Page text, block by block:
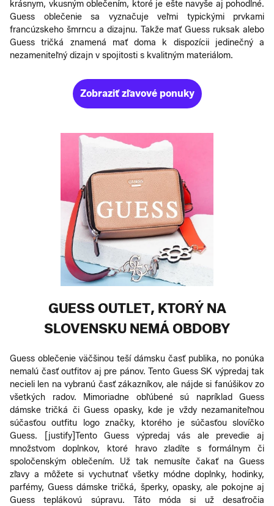
krásnym, vkusným oblečením, ktoré je ešte navyše aj pohodlné.
Guess oblečenie sa vyznačuje veľmi typickými prvkami
francúzskeho šmrncu a dizajnu. Takže mať Guess ruksak alebo
Guess tričká znamená mať doma k dispozícii jedinečný a
nezameniteľný dizajn v spojitosti s kvalitným materiálom.
Zobraziť zľavové ponuky
GUESS OUTLET, KTORÝ NA
SLOVENSKU NEMÁ OBDOBY
Guess oblečenie väčšinou teší dámsku časť publika, no ponúka
nemalú časť outfitov aj pre pánov. Tento Guess SK výpredaj tak
necieli len na vybranú časť zákazníkov, ale nájde si fanúšikov zo
všetkých radov. Mimoriadne obľúbené sú napríklad Guess
dámske tričká či Guess opasky, kde je vždy nezamaniteľnou
súčasťou outfitu logo značky, ktorého je súčasťou slovíčko
Guess. [justify]Tento Guess výpredaj vás ale prevedie aj
množstvom doplnkov, ktoré hravo zladíte s formálnym či
spoločenským oblečením. Už tak nemusíte čakať na Guess
zľavy a môžete si vychutnať všetky módne doplnky, hodinky,
parfémy, Guess dámske tričká, šperky, opasky, ale pokojne aj
Guess teplákovú súpravu. Táto móda si už desaťročia